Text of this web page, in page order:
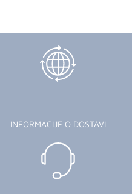
INFORMACIJE O DOSTAVI